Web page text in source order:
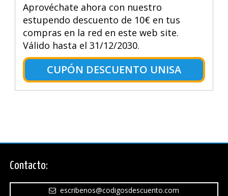
Aprovéchate ahora con nuestro
estupendo descuento de 10€ en tus
compras en la red en este web site.
Válido hasta el 31/12/2030.
CUPÓN DESCUENTO UNISA
Contacto:
escribenos@codigosdescuento.com